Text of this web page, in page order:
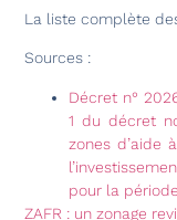
La liste complète
Sources :
Décret n°
1 du décret
zones d’aide
pour la
ZAFR : un zonage